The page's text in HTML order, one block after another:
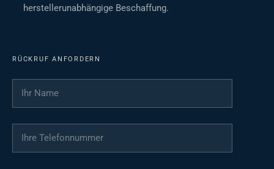
herstellerunabhängige Beschaffung.
RÜCKRUF ANFORDERN
Ihr Name
Ihre Telefonnummer